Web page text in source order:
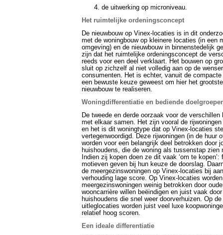
de uitwerking op microniveau.
Het ruimtelijke ordeningsconcept
De nieuwbouw op Vinex-locaties is in dit
met de woningbouw op kleinere locaties (in een
omgeving) en de nieuwbouw in binnenstedelijk
zijn dat het ruimtelijke ordeningsconcept de
reeds voor een deel verklaart. Het bouwen op
sluit op zichzelf al niet volledig aan op de
consumenten. Het is echter, vanuit de
een bewuste keuze geweest om hier het
nieuwbouw te realiseren.
Woningdifferentiatie en bediende
De tweede en derde oorzaak voor de verschillen
met elkaar samen. Het zijn vooral de
en het is dit woningtype dat op Vinex-locaties
vertegenwoordigd. Deze rijwoningen (in de huur
worden voor een belangrijk deel betrokken door
huishoudens, die de woning als tussenstap zien
Indien zij kopen doen ze dit vaak ‘om te kopen’:
motieven geven bij hun keuze de doorslag.
de meergezinswoningen op Vinex-locaties bij
verhouding lage score. Op Vinex-locaties
meergezinswoningen weinig betrokken door
wooncarrière willen beëindigen en juist vaak
huishoudens die snel weer doorverhuizen. Op
uitleglocaties worden juist veel luxe
relatief hoog scoren.
Een ideale differentiatie